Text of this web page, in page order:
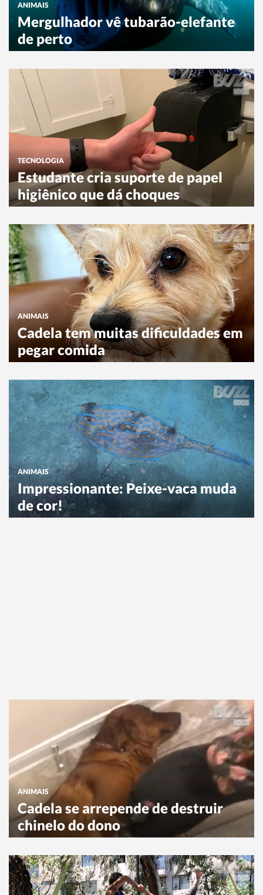
ANIMAIS
Mergulhador vê tubarão-elefante
de perto
TECNOLOGIA
Estudante cria suporte de papel
higiênico que dá choques
ANIMAIS
Cadela tem muitas dificuldades em
pegar comida
ANIMAIS
Impressionante: Peixe-vaca muda
de cor!
ANIMAIS
Cadela se arrepende de destruir
chinelo do dono